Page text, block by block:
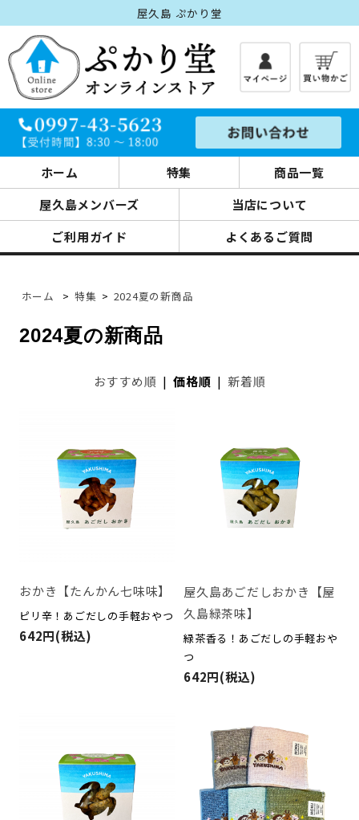
屋久島 ぷかり堂
ホーム 特集
商品一覧
屋久島メンバーズ
当店について
ご利用ガイド
よくあるご質問
ホーム > 特集 > 2024夏の新商品
2024夏の新商品
おすすめ順 |価格順 | 新着順
おかき【たんかん七味味】
ピリ辛！あごだしの手軽おやつ
642円(税込)
屋久島あごだしおかき【屋
久島緑茶味】
緑茶香る！あごだしの手軽おや
つ
642円(税込)